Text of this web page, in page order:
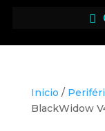
Inicio /
BlackWidow